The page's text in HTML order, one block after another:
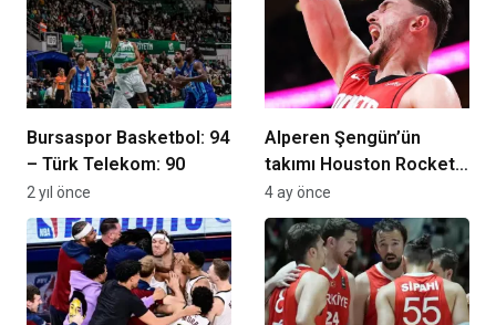
Bursaspor Basketbol: 94
– Türk Telekom: 90
2 yıl önce
Alperen Şengün’ün
takımı Houston Rockets,
Utah Jazz’ı da devirdi!
NBA’de serisini 5’e
çıkardı!
4 ay önce